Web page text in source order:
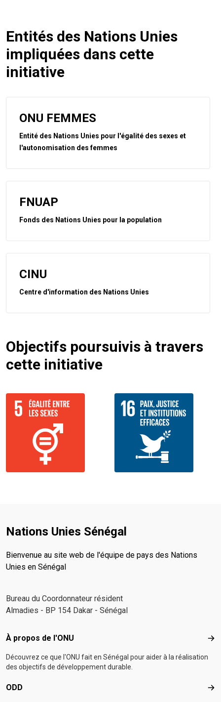
Entités des Nations Unies
impliquées dans cette
initiative
ONU FEMMES
Entité des Nations Unies pour l'égalité des sexes et
l'autonomisation des femmes
FNUAP
Fonds des Nations Unies pour la population
CINU
Centre d'information des Nations Unies
Objectifs poursuivis à travers
cette initiative
Nations Unies Sénégal
Bienvenue au site web de l'équipe de pays des Nations
Unies en Sénégal
Bureau du Coordonnateur résident
Almadies - BP 154 Dakar - Sénégal
Footer menu
À propos de l'ONU À
Découvrez ce que l'ONU fait en Sénégal pour aider à la réalisation
des objectifs de développement durable.
ODD